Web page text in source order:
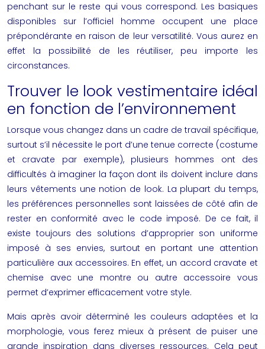
penchant sur le reste qui vous correspond. Les basiques
disponibles sur l’officiel homme occupent une place
prépondérante en raison de leur versatilité. Vous aurez en
effet la possibilité de les réutiliser, peu importe les
circonstances.
Trouver le look vestimentaire idéal
en fonction de l’environnement
Lorsque vous changez dans un cadre de travail spécifique,
surtout s’il nécessite le port d’une tenue correcte (costume
et cravate par exemple), plusieurs hommes ont des
difficultés à imaginer la façon dont ils doivent inclure dans
leurs vêtements une notion de look. La plupart du temps,
les préférences personnelles sont laissées de côté afin de
rester en conformité avec le code imposé. De ce fait, il
existe toujours des solutions d’approprier son uniforme
imposé à ses envies, surtout en portant une attention
particulière aux accessoires. En effet, un accord cravate et
chemise avec une montre ou autre accessoire vous
permet d’exprimer efficacement votre style.
Mais après avoir déterminé les couleurs adaptées et la
morphologie, vous ferez mieux à présent de puiser une
grande inspiration dans diverses ressources. Cela peut